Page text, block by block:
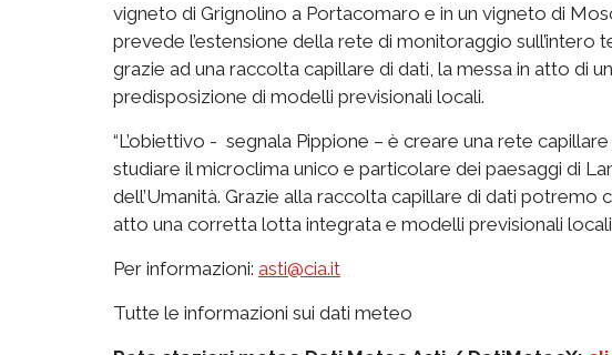
vigneto di Grignolino a Portacomaro e in un vigneto di
prevede l’estensione della rete di monitoraggio
grazie ad una raccolta capillare di dati, la messa in atto di
predisposizione di modelli previsionali locali.
“L’obiettivo - segnala Pippione – è creare una rete
studiare il microclima unico e particolare dei paesaggi di
dell’Umanità. Grazie alla raccolta capillare di dati
atto una corretta lotta integrata e modelli previsionali
Per informazioni: asti@cia.it
Tutte le informazioni sui dati meteo